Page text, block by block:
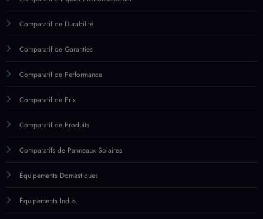
Comparatif de Produits
Comparatifs de Panneaux Solaires
Équipements Domestiques
Équipements Indus.
Équipements Solaires
Études de Cas Législatives
Historique de Projets
Impact Environnemental